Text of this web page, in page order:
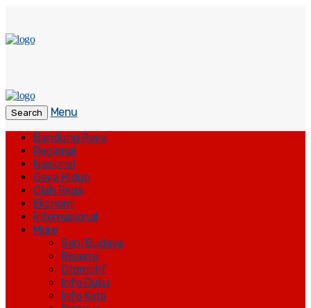
Search
Menu
Bandung Raya
Regional
Nasional
Gaya Hidup
Olah Raga
Ekonomi
Internasional
More
Seni Budaya
Resensi
Otomotif
Info Buku
Info Kota